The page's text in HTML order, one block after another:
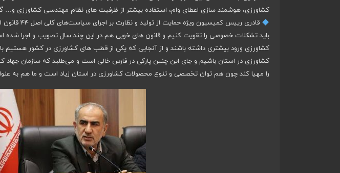
کشاورزی، هوشمند سازی اعطای وام، استفاده بیشتر از ظرفیت های نظام مهندسی کشاورزی و…
قادری رییس
باید تشکلات خصوصی را تقویت کنیم و قانون های خوبی هم در این چند سال تصویب و اجرا
کشاورزی ورود بیشتری داشته باشند و از آنجایی که یکی از قطب های کشاورزی در کشور هستیم
کشاورزی در استان باشیم و جای این چنین پارکی در فارس خالی است و می‌طلبد که سازمان جهاد
را مهیا کند چون هم توان تخصصی و تنوع محصولات کشاورزی در استان زیاد است و ما هم به